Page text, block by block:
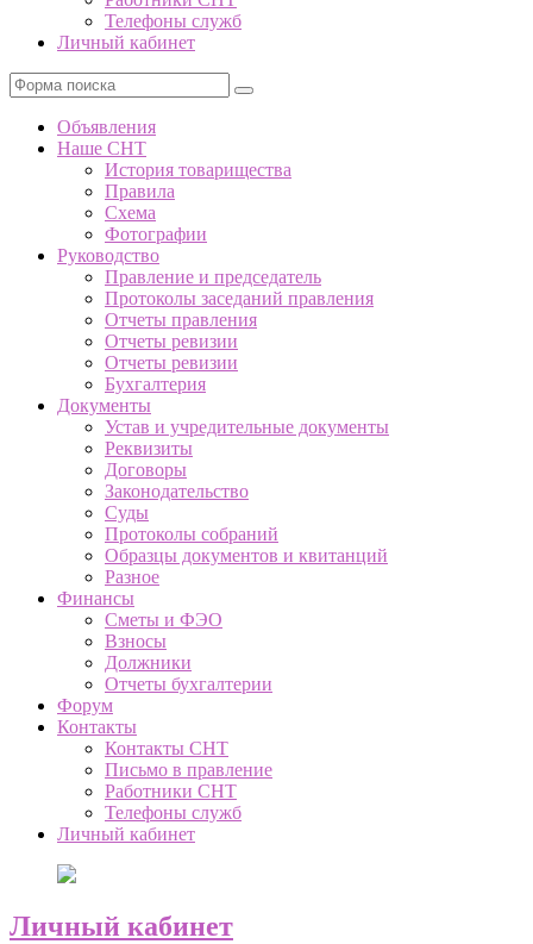
Телефоны служб
Личный кабинет
Поиск
Объявления
Наше СНТ
История товарищества
Правила
Схема
Фотографии
Руководство
Правление и председатель
Протоколы заседаний правления
Отчеты правления
Отчеты ревизии
Отчеты ревизии
Бухгалтерия
Документы
Устав и учредительные документы
Реквизиты
Договоры
Законодательство
Суды
Протоколы собраний
Образцы документов и квитанций
Разное
Финансы
Сметы и ФЭО
Взносы
Должники
Отчеты бухгалтерии
Форум
Контакты
Контакты СНТ
Письмо в правление
Работники СНТ
Телефоны служб
Личный кабинет
Личный кабинет